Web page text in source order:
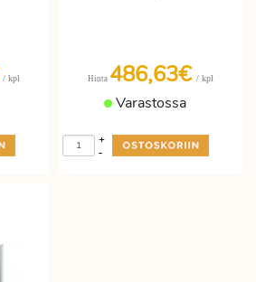
/ kpl Hinta 486,63€ / kpl
Varastossa
-
+